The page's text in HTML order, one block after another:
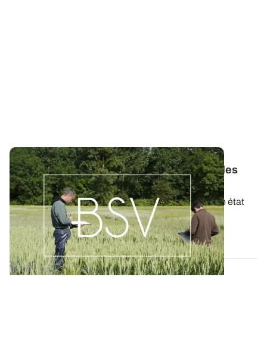
Bulletins de Santé du Végétal - Consultez les
derniers BSV de votre région
Ces bulletins, publiés chaque semaine, dressent un état
des lieux exhaustif des cultures...
19 MAI 2026